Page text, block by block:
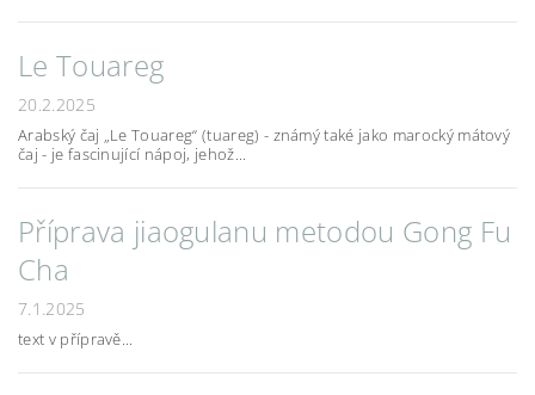
Le Touareg
20.2.2025
Arabský čaj „Le Touareg“ (tuareg) - známý také jako marocký mátový
čaj - je fascinující nápoj, jehož...
Příprava jiaogulanu metodou Gong Fu
Cha
7.1.2025
text v přípravě...